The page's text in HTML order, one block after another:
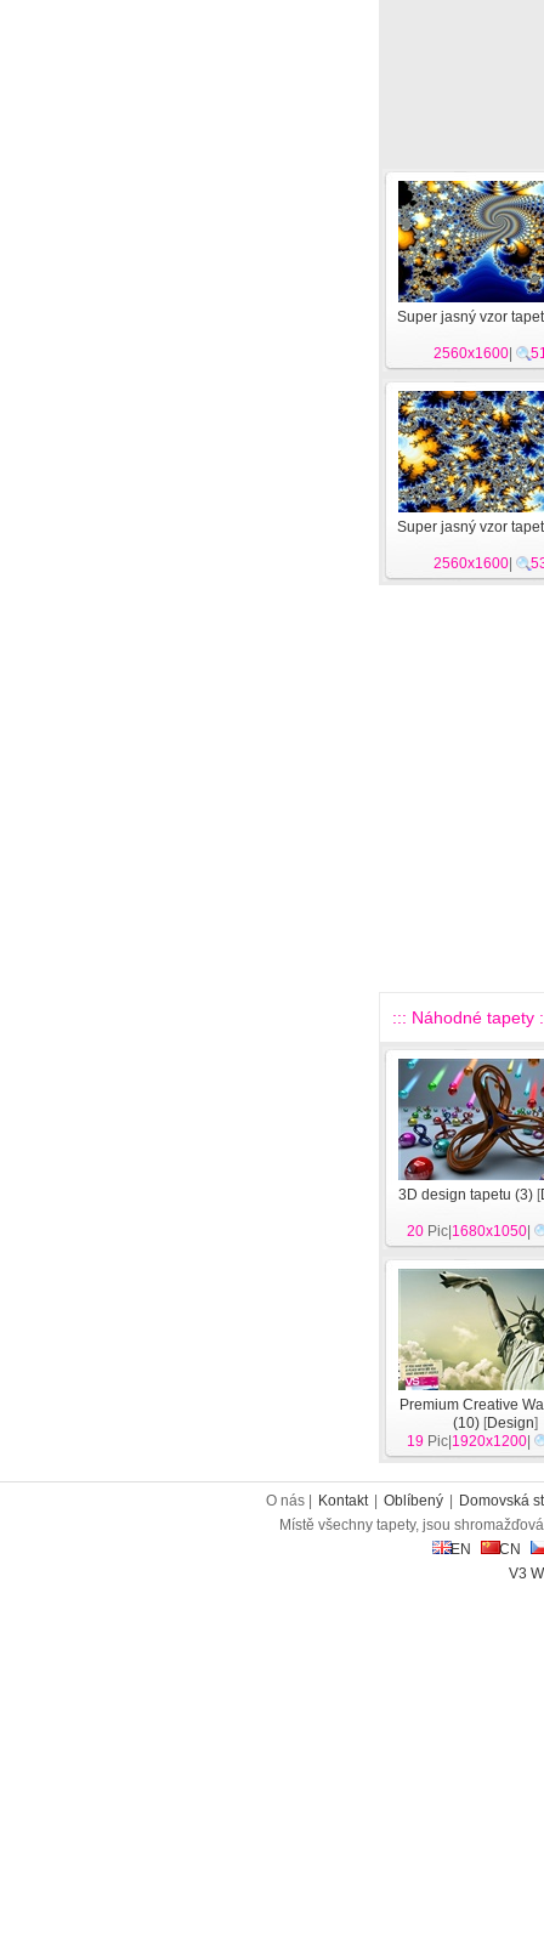
Super jasný vzor
2560x1600
Super jasný vzor
2560x1600
::: Náhodné tapety
3D design tapetu (3) [
20 Pic| 1680x1050
Premium Creative
(10) [Design]
19 Pic| 1920x1200
O nás | Kontakt Oblíbený
Domovská
Místě všechny tapety, jsou
EN
CN
V3